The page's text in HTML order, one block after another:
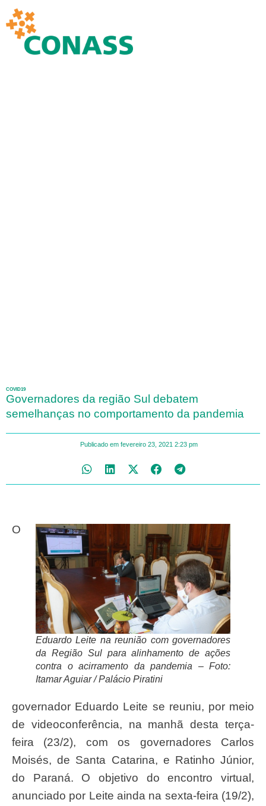
COVID19
Governadores da região Sul debatem
semelhanças no comportamento da pandemia
Publicado em fevereiro 23, 2021 2:23 pm
Eduardo Leite na reunião com governadores
da Região Sul para alinhamento de ações
contra o acirramento da pandemia – Foto:
Itamar Aguiar / Palácio Piratini
O
governador Eduardo Leite se reuniu, por meio
de videoconferência, na manhã desta terça-
feira (23/2), com os governadores Carlos
Moisés, de Santa Catarina, e Ratinho Júnior,
do Paraná. O objetivo do encontro virtual,
anunciado por Leite ainda na sexta-feira (19/2),